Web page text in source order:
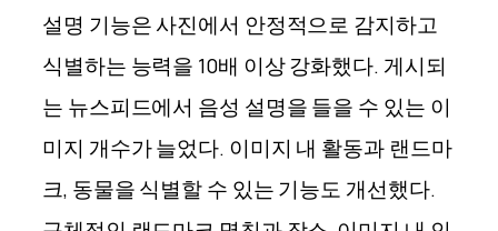
설명 기능은 사진에서 안정적으로 감지하고
식별하는 능력을 10배 이상 강화했다. 게시되
는 뉴스피드에서 음성 설명을 들을 수 있는 이
미지 개수가 늘었다. 이미지 내 활동과 랜드마
크, 동물을 식별할 수 있는 기능도 개선했다.